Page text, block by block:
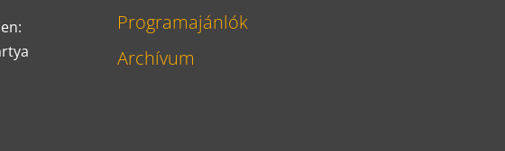
Programajánlók
Archívum